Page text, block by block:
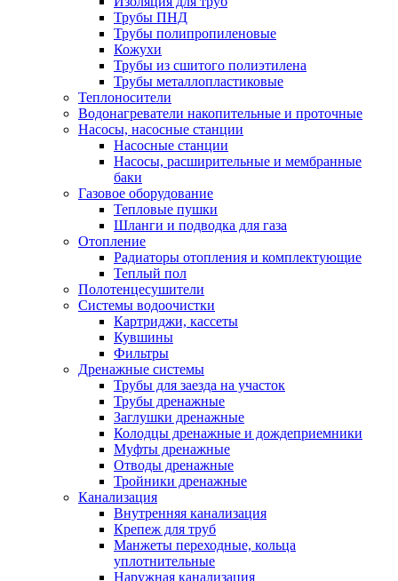
Трубы ПНД
Трубы полипропиленовые
Кожухи
Трубы из сшитого полиэтилена
Трубы металлопластиковые
Теплоносители
Водонагреватели накопительные и проточные
Насосы, насосные станции
Насосные станции
Насосы, расширительные и мембранные
баки
Газовое оборудование
Тепловые пушки
Шланги и подводка для газа
Отопление
Радиаторы отопления и комплектующие
Теплый пол
Полотенцесушители
Системы водоочистки
Картриджи, кассеты
Кувшины
Фильтры
Дренажные системы
Трубы для заезда на участок
Трубы дренажные
Заглушки дренажные
Колодцы дренажные и дождеприемники
Муфты дренажные
Отводы дренажные
Тройники дренажные
Канализация
Внутренняя канализация
Крепеж для труб
Манжеты переходные, кольца
уплотнительные
Наружная канализация